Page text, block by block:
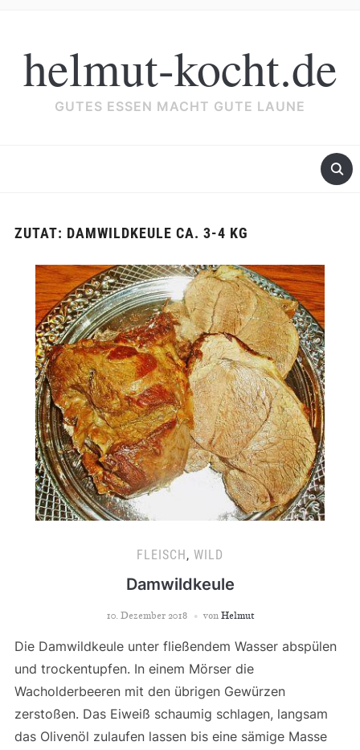
helmut-kocht.de
GUTES ESSEN MACHT GUTE LAUNE
ZUTAT: DAMWILDKEULE CA. 3-4 KG
FLEISCH , WILD
Damwildkeule
10. Dezember 2018 von Helmut
Die Damwildkeule unter fließendem Wasser abspülen
und trockentupfen. In einem Mörser die
Wacholderbeeren mit den übrigen Gewürzen
zerstoßen. Das Eiweiß schaumig schlagen, langsam
das Olivenöl zulaufen lassen bis eine sämige Masse